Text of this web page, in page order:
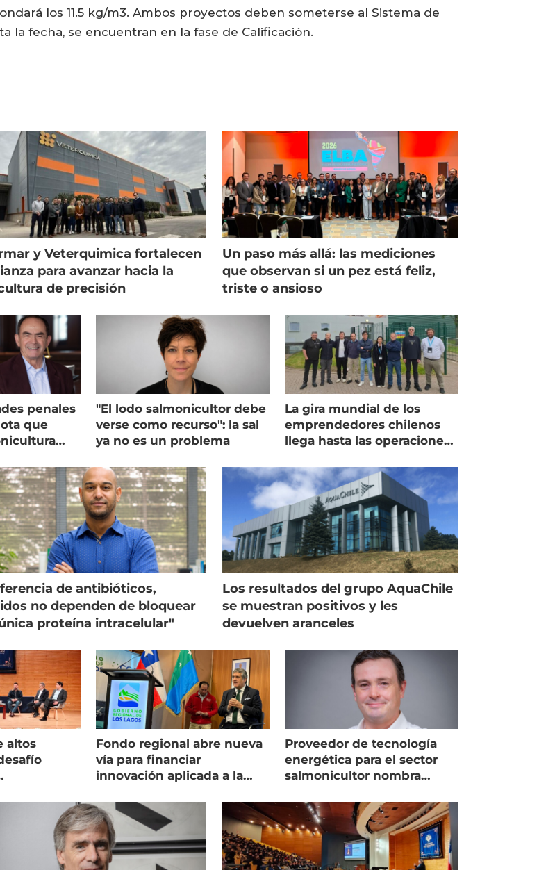
los 11.5 kg/m3. Ambos proyectos deben someterse al Sistema de
la fecha, se encuentran en la fase de Calificación.
y Veterquimica fortalecen
para avanzar hacia la
de precisión
Un paso más allá: las mediciones
que observan si un pez está feliz,
triste o ansioso
penales
que
"El lodo salmonicultor debe
verse como recurso": la sal
ya no es un problema
La gira mundial de los
emprendedores chilenos
llega hasta las operaciones
de antibióticos,
no dependen de bloquear
proteína intracelular"
Los resultados del grupo AquaChile
se muestran positivos y les
devuelven aranceles
altos
Fondo regional abre nueva
vía para financiar
innovación aplicada a la
Proveedor de tecnología
energética para el sector
salmonicultor nombra